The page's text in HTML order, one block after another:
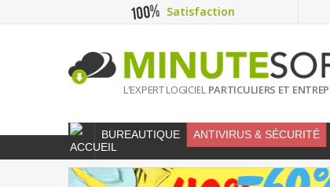
Satisfaction
L'EXPERT LOGICIEL PARTICULIERS ET
BUREAUTIQUE ANTIVIRUS & SÉCURITÉ